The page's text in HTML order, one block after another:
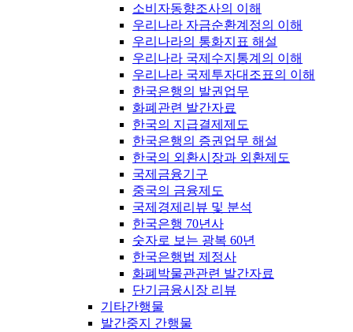
소비자동향조사의 이해
우리나라 자금순환계정의 이해
우리나라의 통화지표 해설
우리나라 국제수지통계의 이해
우리나라 국제투자대조표의 이해
한국은행의 발권업무
화폐관련 발간자료
한국의 지급결제제도
한국은행의 증권업무 해설
한국의 외환시장과 외환제도
국제금융기구
중국의 금융제도
국제경제리뷰 및 분석
한국은행 70년사
숫자로 보는 광복 60년
한국은행법 제정사
화폐박물관관련 발간자료
단기금융시장 리뷰
기타간행물
발간중지 간행물